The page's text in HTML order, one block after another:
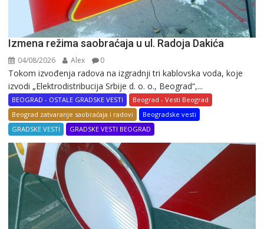
Izmena režima saobraćaja u ul. Radoja Dakića
04/08/2026 Alex 0
Tokom izvođenja radova na izgradnji tri kablovska voda, koje
izvodi „Elektrodistribucija Srbije d. o. o., Beograd“,...
BEOGRAD - OSTALE GRADSKE VESTI
Beograd - Vesti Beograd
Beograd zatvaranje saobraćaja i radovi
Beogradske vesti
GRADSKE VESTI
GRADSKE VESTI BEOGRAD